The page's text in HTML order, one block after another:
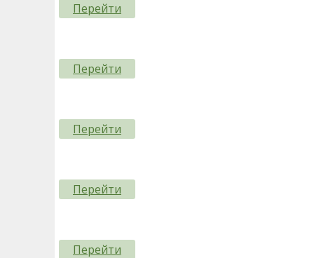
Перейти
Перейти
Перейти
Перейти
Перейти